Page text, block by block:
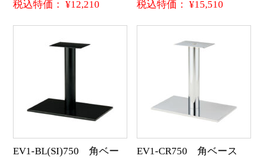
税込特価： ¥12,210 税込特価： ¥15,510
EV1-BL(SI)750 角ベー
EV1-CR750 角ベース